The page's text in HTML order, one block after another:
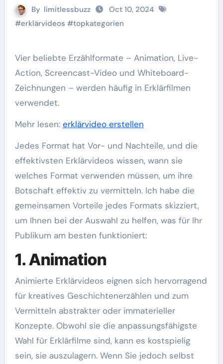
By limitlessbuzz
Oct 10, 2024
#erklärvideos #topkategorien
Vier beliebte Erzählformate – Animation, Live-
Action, Screencast-Video und Whiteboard-
Zeichnungen – werden häufig in Erklärfilmen
verwendet.
Mehr lesen: erklärvideo erstellen
Jedes Format hat Vor- und Nachteile, und die
effektivsten Erklärvideos wissen, wann sie
welches Format verwenden müssen, um ihre
Botschaft effektiv zu vermitteln. Ich habe die
gemeinsamen Vorteile jedes Formats skizziert,
um Ihnen bei der Auswahl zu helfen, was für Ihr
Publikum am besten funktioniert:
1. Animation
Animierte Erklärvideos eignen sich hervorragend
für kreatives Geschichtenerzählen und zum
Vermitteln abstrakter oder immaterieller
Konzepte. Obwohl sie die anpassungsfähigste
Wahl für Erklärfilme sind, kann es kostspielig
sein, sie auszulagern. Wenn Sie jedoch selbst